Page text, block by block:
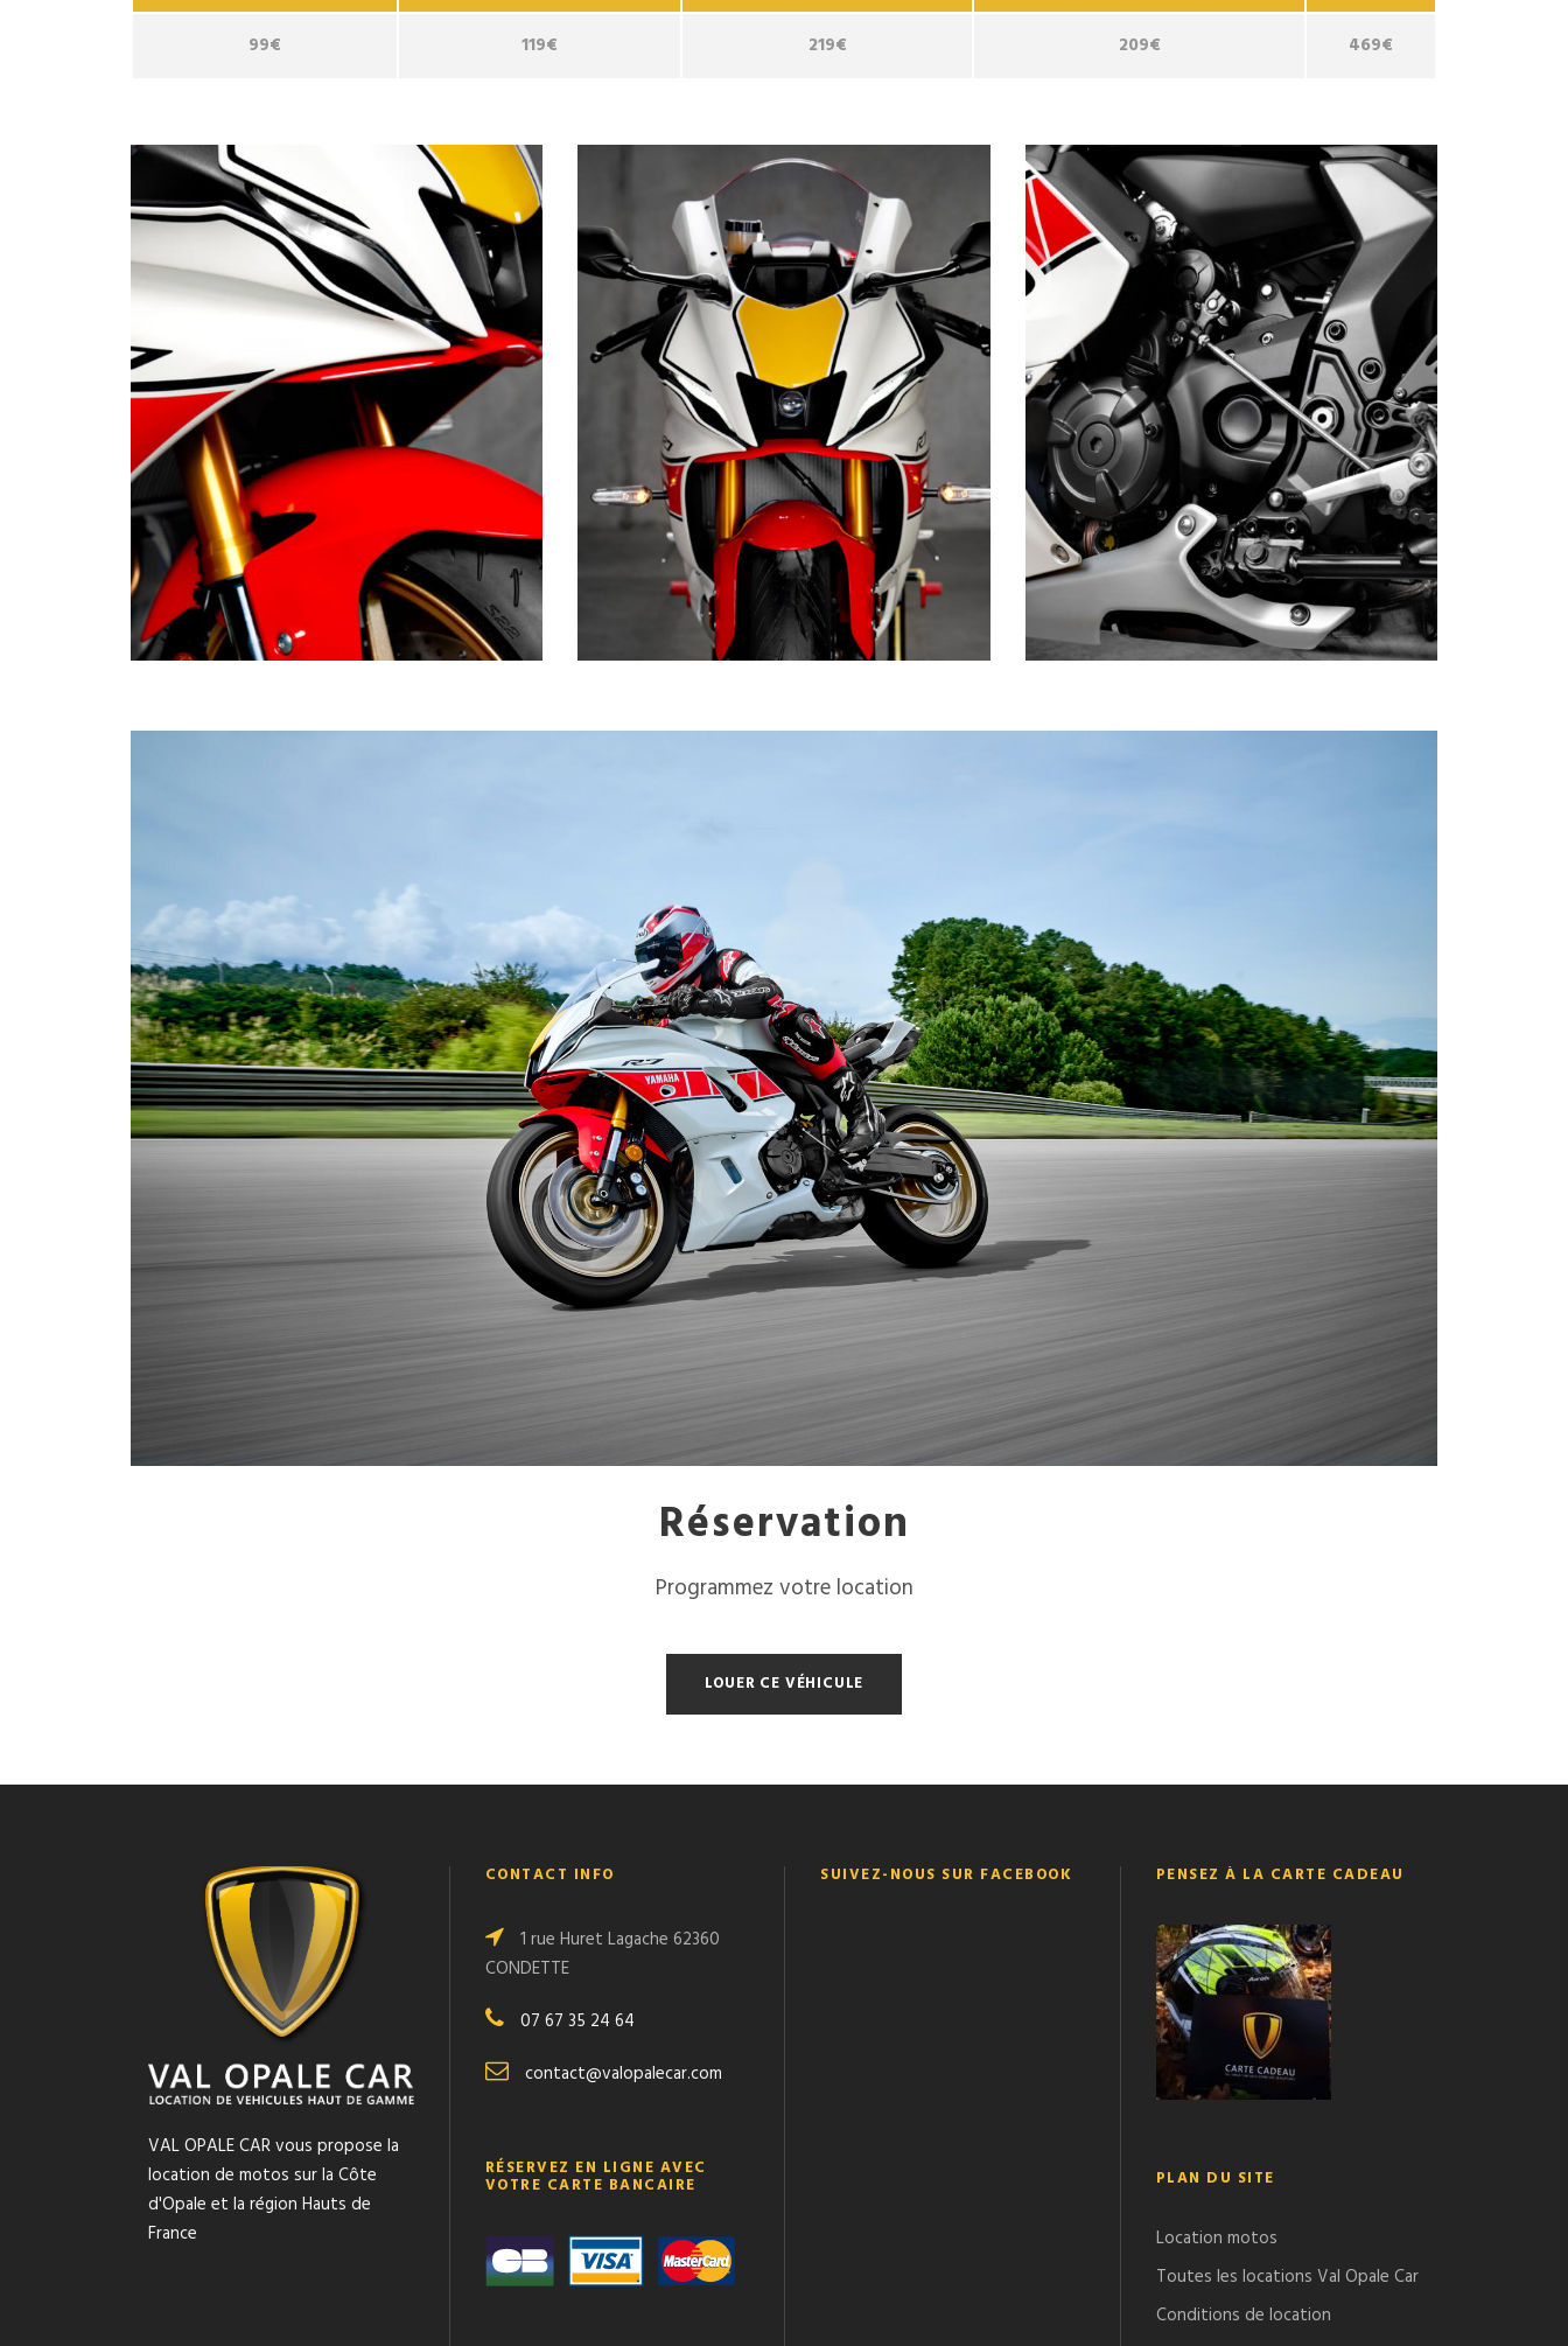
99€ 119€ 219€ 209€ 469€
Réservation
Programmez votre location
LOUER CE VÉHICULE
VAL OPALE CAR vous propose la
location de motos sur la Côte
d'Opale et la région Hauts de
France
CONTACT INFO
1 rue Huret Lagache 62360
CONDETTE
07 67 35 24 64
contact@valopalecar.com
RÉSERVEZ EN LIGNE AVEC
VOTRE CARTE BANCAIRE
SUIVEZ-NOUS SUR FACEBOOK PENSEZ À LA CARTE CADEAU
PLAN DU SITE
Location motos
Toutes les locations Val Opale Car
Conditions de location